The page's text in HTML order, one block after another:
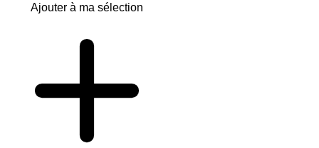
Ajouter à ma sélection